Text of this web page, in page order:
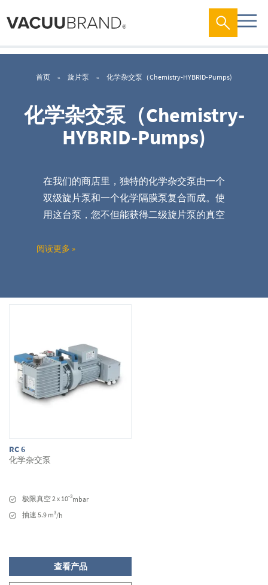
首页 旋片泵 化学杂交泵（Chemistry-HYBRID-Pumps)
化学杂交泵（Chemistry-
HYBRID-Pumps)
在我们的商店里，独特的化学杂交泵由一个
双级旋片泵和一个化学隔膜泵复合而成。使
用这台泵，您不但能获得二级旋片泵的真空
产品有疑问吗？
阅读更多 »
RC 6
化学杂交泵
极限真空 2 x 10-3mbar
抽速 5.9 m3/h
查看产品